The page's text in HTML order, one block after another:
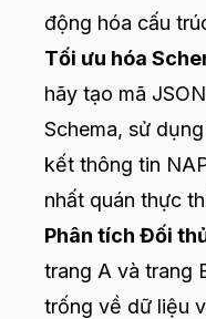
động hóa cấu
Tối ưu hóa
hãy tạo mã
Schema, sử
kết thông tin
nhất quán thực
Phân tích Đối
trang A và trang
trống về dữ liệu